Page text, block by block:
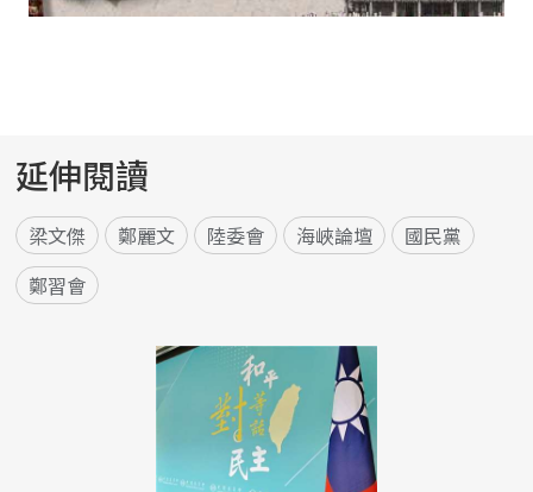
延伸閱讀
梁文傑 鄭麗文 陸委會 海峽論壇
國民黨
鄭習會